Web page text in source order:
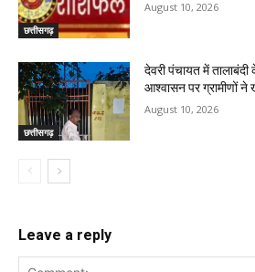
छत्तीसगढ़
August 10, 2026
छत्तीसगढ़
देवरी पंचायत में
आश्वासन पर ग्रामीणों ने
August 10, 2026
Leave a reply